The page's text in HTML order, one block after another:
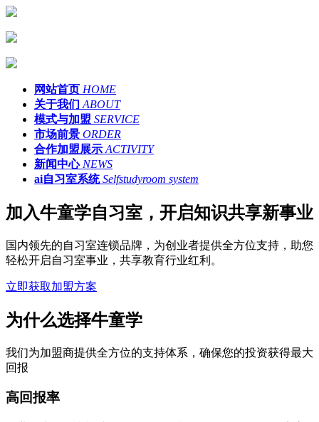
网站首页 HOME
关于我们 ABOUT
模式与加盟 SERVICE
市场前景 ORDER
合作加盟展示 ACTIVITY
新闻中心 NEWS
ai自习室系统 Selfstudyroom system
加入牛童学自习室，开启知识共享新事业
国内领先的自习室连锁品牌，为创业者提供全方位支持，助您
轻松开启自习室事业，共享教育行业红利。
立即获取加盟方案
为什么选择牛童学
我们为加盟商提供全方位的支持体系，确保您的投资获得最大
回报
高回报率